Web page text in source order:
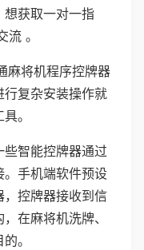
想获取一对一指
。
麻将机程序控牌器
复杂安装操作就
。
智能控牌器通过
。手机端软件预设
控牌器接收到信
在麻将机洗牌、
。